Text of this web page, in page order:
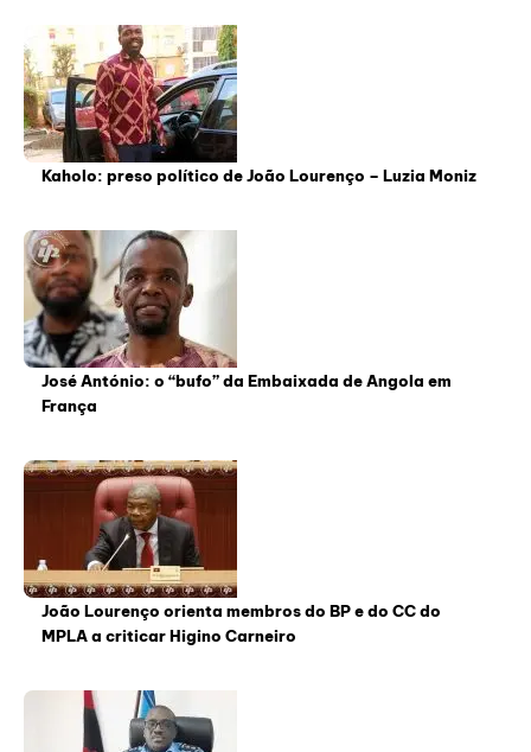
Kaholo: preso político de João Lourenço – Luzia Moniz
José António: o “bufo” da Embaixada de Angola em
França
João Lourenço orienta membros do BP e do CC do
MPLA a criticar Higino Carneiro